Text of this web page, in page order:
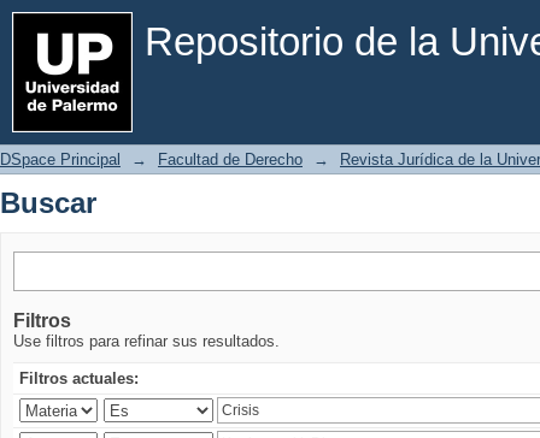
Repositorio de la
Buscar
DSpace Principal → Facultad de Derecho → Revista Jurídica de la
Buscar
Filtros
Use filtros para refinar sus resultados.
Filtros actuales: